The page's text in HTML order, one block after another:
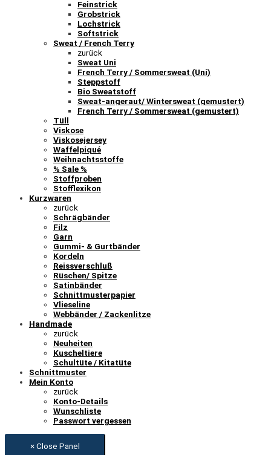
Feinstrick
Grobstrick
Lochstrick
Softstrick
Sweat / French Terry
zurück
Sweat Uni
French Terry / Sommersweat (Uni)
Steppstoff
Bio Sweatstoff
Sweat-angeraut/ Wintersweat (gemustert)
French Terry / Sommersweat (gemustert)
Tüll
Viskose
Viskosejersey
Waffelpiqué
Weihnachtsstoffe
% Sale %
Stoffproben
Stofflexikon
Kurzwaren
zurück
Schrägbänder
Filz
Garn
Gummi- & Gurtbänder
Kordeln
Reissverschluß
Rüschen/ Spitze
Satinbänder
Schnittmusterpapier
Vlieseline
Webbänder / Zackenlitze
Handmade
zurück
Neuheiten
Kuscheltiere
Schultüte / Kitatüte
Schnittmuster
Mein Konto
zurück
Konto-Details
Wunschliste
Passwort vergessen
× Close Panel